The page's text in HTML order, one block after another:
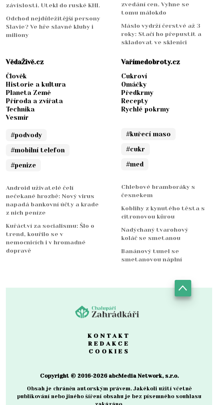
závislosti. Utekl do ruské KHL
Odchod nejdůležitější persony
Slavie? Ve hře slavné kluby i
miliony
zvedání cen. Vyhne se
tomu málokdo
Máslo vydrží čerstvé až 3
roky: Stačí ho přepustit a
skladovat ve sklenici
VědaŽivě.cz
Člověk
Historie a kultura
Planeta Země
Příroda a zvířata
Technika
Vesmír
#podvody
#mobilní telefon
#penize
Android uživatelé čelí
nečekané hrozbě: Nový virus
napadá bankovní účty a krade
z nich peníze
Kuřáctví za socialismu: Šlo o
trend, kouřilo se v
nemocnicích i v hromadné
dopravě
Vařímedobroty.cz
Cukroví
Omáčky
Předkrmy
Recepty
Rychlé pokrmy
#kuřecí maso
#cukr
#med
Chlebové bramboráky s
česnekem
Koblihy z kynutého těsta s
citronovou kůrou
Nadýchaný tvarohový
koláč se smetanou
Banánový tunel se
smetanovou náplní
KONTAKT
REDAKCE
COOKIES
Copyright © 2016-2026 abcMedia Network, s.r.o.
Obsah je chráněn autorským právem. Jakékoli užití včetně
publikování nebo jiného šíření obsahu je bez písemného souhlasu